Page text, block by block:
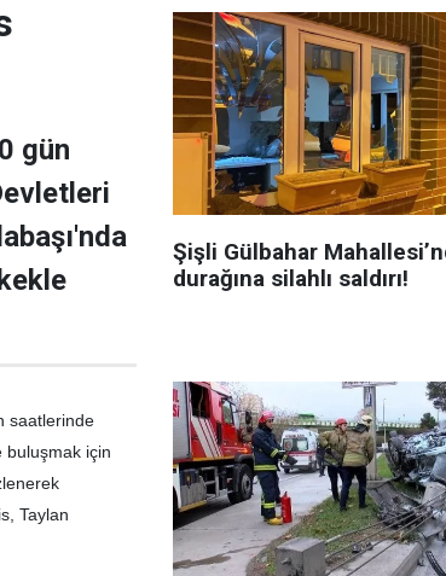
gün
saatlerinde
buluşmak için
Taylan
Şişli Gülbahar
durağına silahlı saldırı!